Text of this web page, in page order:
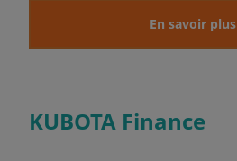
En savoir plus
KUBOTA Finance